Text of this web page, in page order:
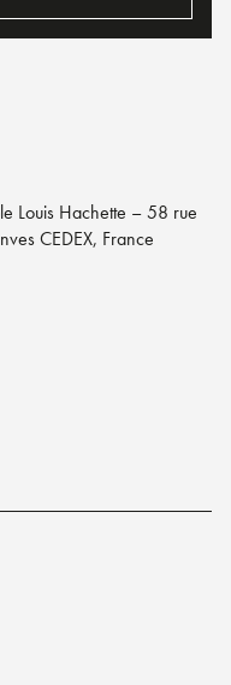
Louis Hachette – 58 rue
CEDEX, France